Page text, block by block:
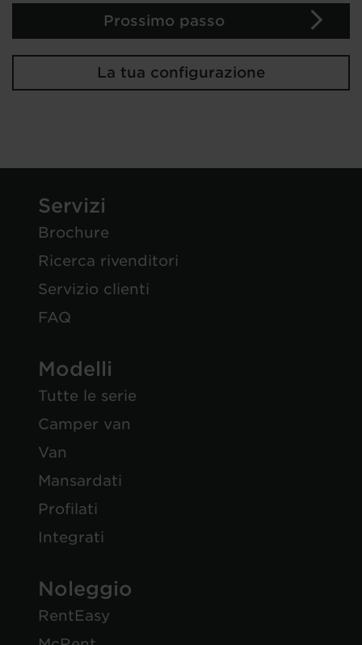
Prossimo passo
La tua configurazione
Servizi
Brochure
Ricerca rivenditori
Servizio clienti
FAQ
Modelli
Tutte le serie
Camper van
Van
Mansardati
Profilati
Integrati
Noleggio
RentEasy